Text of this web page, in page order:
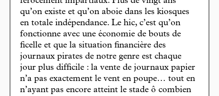
qu’on existe et qu’on aboie dans les kiosques
en totale indépendance. Le hic, c’est qu’on
fonctionne avec une économie de bouts de
ficelle et que la situation financière des
journaux pirates de notre genre est chaque
jour plus difficile : la vente de journaux papier
n’a pas exactement le vent en poupe… tout en
n’ayant pas encore atteint le stade ô combien